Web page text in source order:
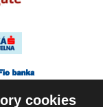
cookies